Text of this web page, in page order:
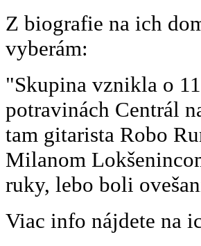
Z biografie na ich
vyberám:
"Skupina vznikla o
potravinách Centrál
tam gitarista Robo
Milanom
ruky, lebo boli
Viac info nájdete na